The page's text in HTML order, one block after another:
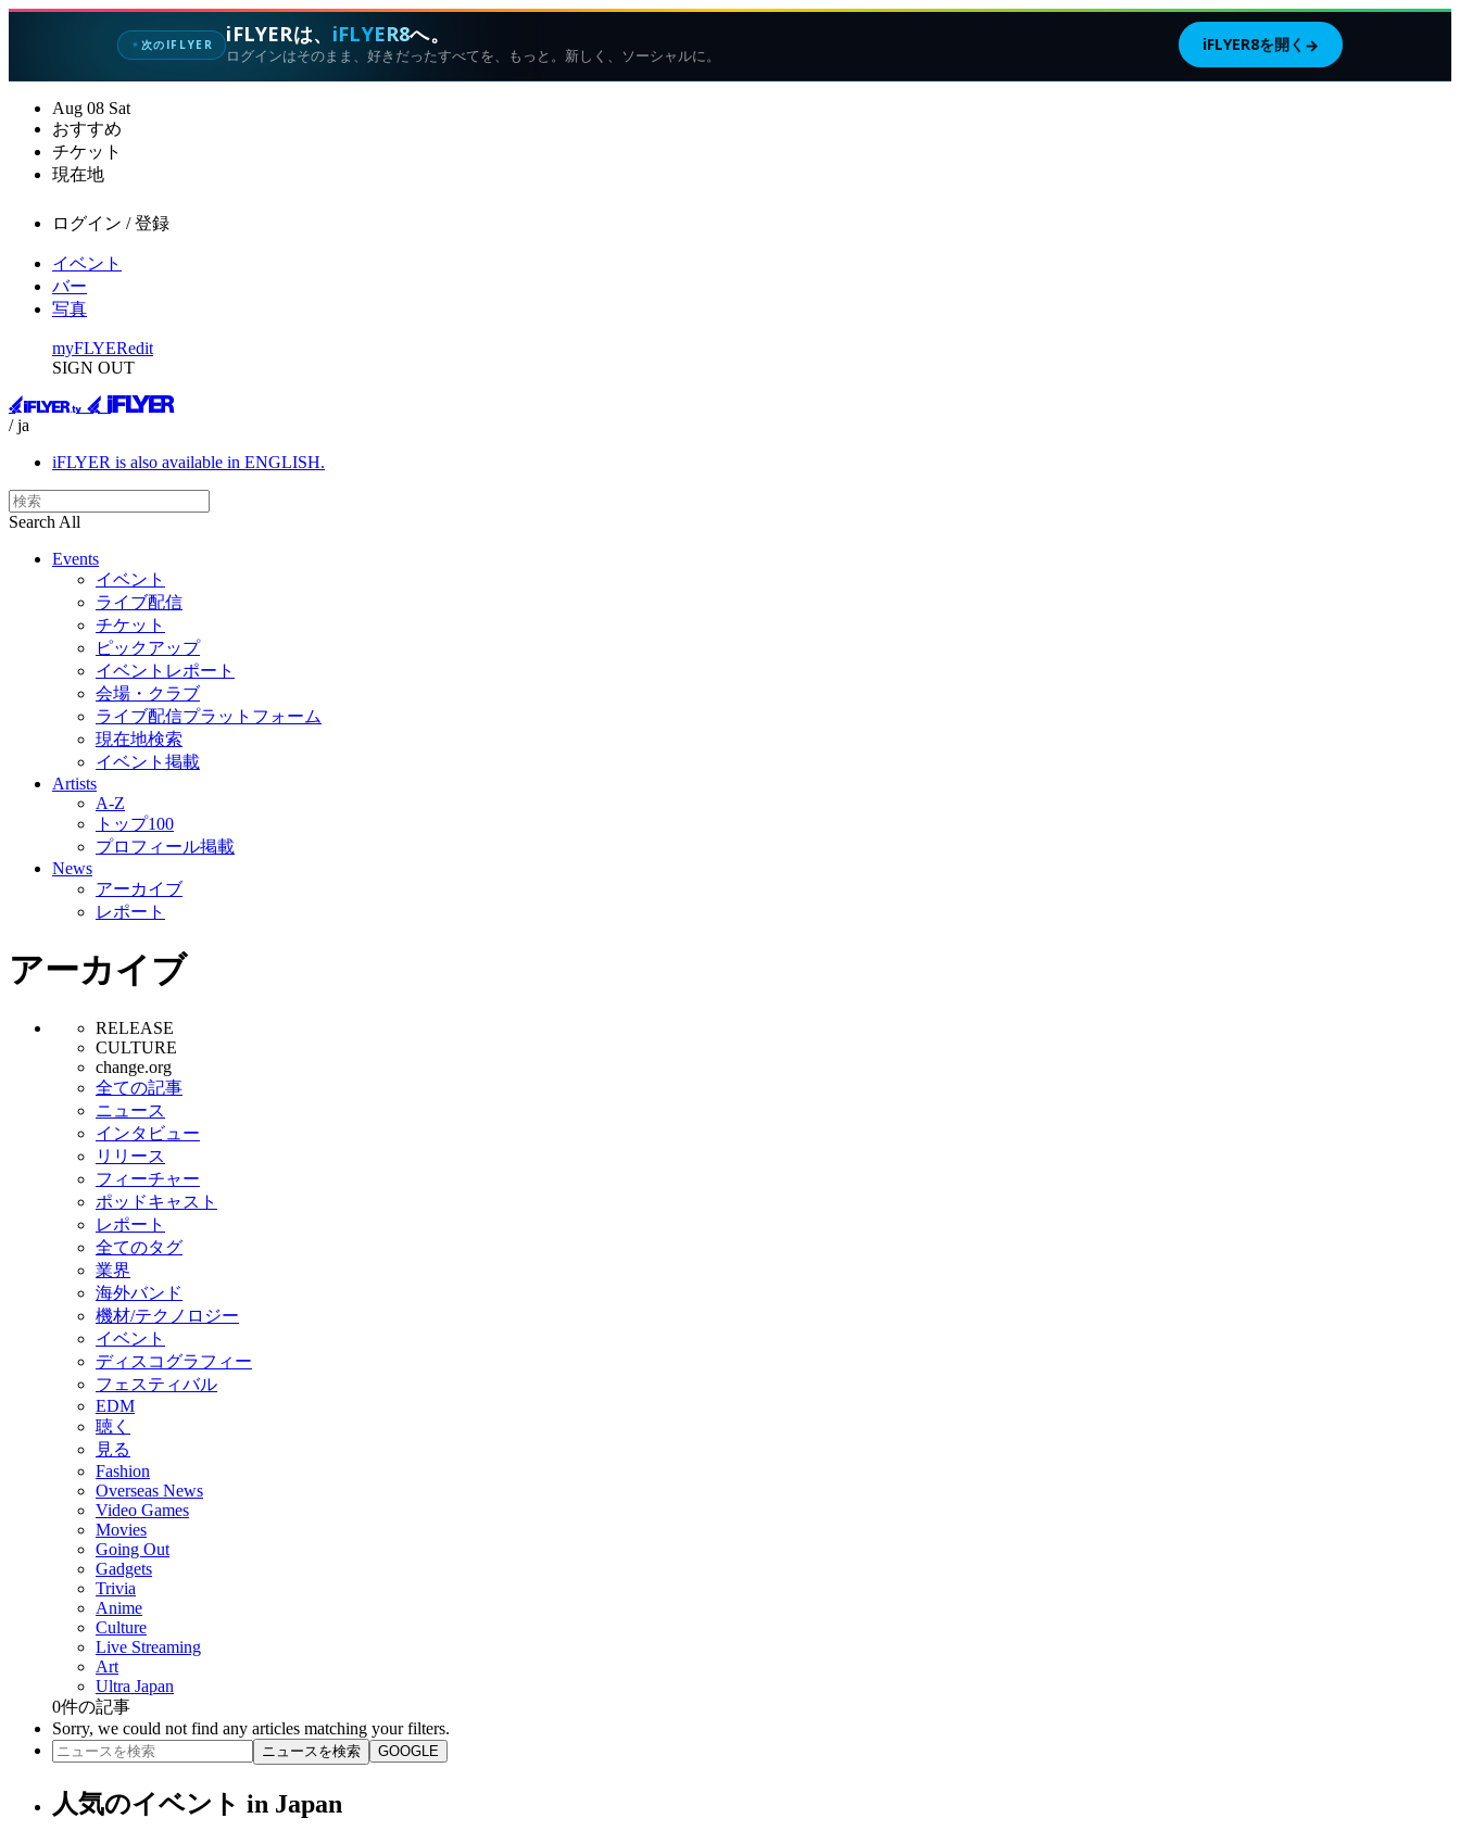
✦次のIFLYER iFLYERは、 iFLYER8へ。
ログインはそのまま、好きだったすべてを、もっと。新しく、ソーシャルに。
iFLYER8を開く →
Aug 08 Sat
おすすめ
チケット
現在地
ログイン / 登録
イベント
バー
写真
myFLYERedit
SIGN OUT
/ ja
iFLYER is also available in ENGLISH.
Search All
Events
イベント
ライブ配信
チケット
ピックアップ
イベントレポート
会場・クラブ
ライブ配信プラットフォーム
現在地検索
イベント掲載
Artists
A-Z
トップ100
プロフィール掲載
News
アーカイブ
レポート
アーカイブ
RELEASE
CULTURE
change.org
全ての記事
ニュース
インタビュー
リリース
フィーチャー
ポッドキャスト
レポート
全てのタグ
業界
海外バンド
機材/テクノロジー
イベント
ディスコグラフィー
フェスティバル
EDM
聴く
見る
Fashion
Overseas News
Video Games
Movies
Going Out
Gadgets
Trivia
Anime
Culture
Live Streaming
Art
Ultra Japan
0件の記事
Sorry, we could not find any articles matching your filters.
ニュースを検索 GOOGLE
人気のイベント in Japan